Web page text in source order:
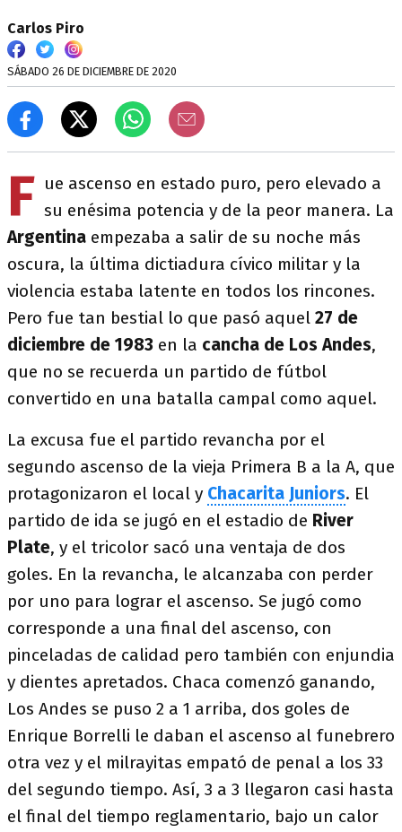
Carlos Piro
SÁBADO 26 DE DICIEMBRE DE 2020
F ue ascenso en estado puro, pero elevado a
su enésima potencia y de la peor manera. La
Argentina empezaba a salir de su noche más
oscura, la última dictiadura cívico militar y la
violencia estaba latente en todos los rincones.
Pero fue tan bestial lo que pasó aquel 27 de
diciembre de 1983 en la cancha de Los Andes,
que no se recuerda un partido de fútbol
convertido en una batalla campal como aquel.
La excusa fue el partido revancha por el
segundo ascenso de la vieja Primera B a la A, que
protagonizaron el local y Chacarita Juniors. El
partido de ida se jugó en el estadio de River
Plate, y el tricolor sacó una ventaja de dos
goles. En la revancha, le alcanzaba con perder
por uno para lograr el ascenso. Se jugó como
corresponde a una final del ascenso, con
pinceladas de calidad pero también con enjundia
y dientes apretados. Chaca comenzó ganando,
Los Andes se puso 2 a 1 arriba, dos goles de
Enrique Borrelli le daban el ascenso al funebrero
otra vez y el milrayitas empató de penal a los 33
del segundo tiempo. Así, 3 a 3 llegaron casi hasta
el final del tiempo reglamentario, bajo un calor